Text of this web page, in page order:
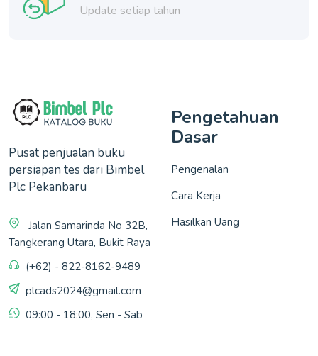
Update setiap tahun
Pusat penjualan buku
persiapan tes dari Bimbel
Plc Pekanbaru
Jalan Samarinda No 32B,
Tangkerang Utara, Bukit Raya
(+62) - 822-8162-9489
plcads2024@gmail.com
09:00 - 18:00, Sen - Sab
Pengetahuan
Dasar
Pengenalan
Cara Kerja
Hasilkan Uang